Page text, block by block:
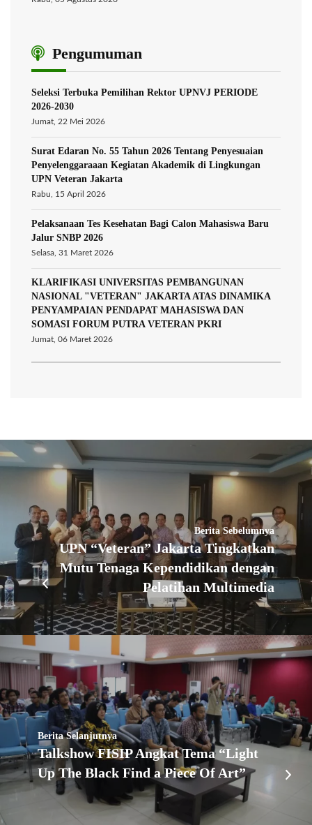
Pengumuman
Seleksi Terbuka Pemilihan Rektor UPNVJ PERIODE
2026-2030
Jumat, 22 Mei 2026
Surat Edaran No. 55 Tahun 2026 Tentang Penyesuaian
Penyelenggaraaan Kegiatan Akademik di Lingkungan
UPN Veteran Jakarta
Rabu, 15 April 2026
Pelaksanaan Tes Kesehatan Bagi Calon Mahasiswa Baru
Jalur SNBP 2026
Selasa, 31 Maret 2026
KLARIFIKASI UNIVERSITAS PEMBANGUNAN
NASIONAL "VETERAN" JAKARTA ATAS DINAMIKA
PENYAMPAIAN PENDAPAT MAHASISWA DAN
SOMASI FORUM PUTRA VETERAN PKRI
Jumat, 06 Maret 2026
Berita Sebelumnya
UPN “Veteran” Jakarta Tingkatkan
Mutu Tenaga Kependidikan dengan
Pelatihan Multimedia
Berita Selanjutnya
Talkshow FISIP Angkat Tema “Light
Up The Black Find a Piece Of Art”